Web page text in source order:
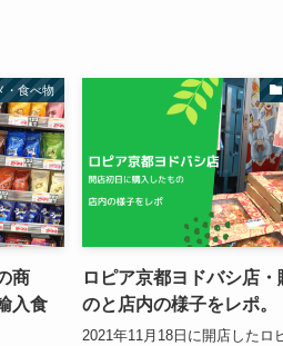
・食べ物
商
入食
ロピア京都ヨドバシ店・
のと店内の様子をレポ。
2021年11月18日に開店したロ